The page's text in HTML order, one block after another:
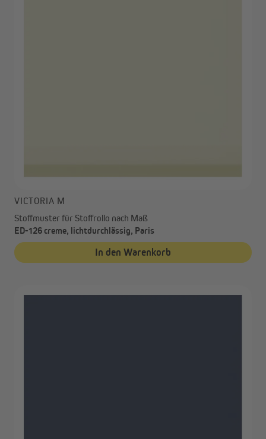
VICTORIA M
Stoffmuster für Stoffrollo nach Maß
ED-126 creme, lichtdurchlässig, Paris
In den Warenkorb